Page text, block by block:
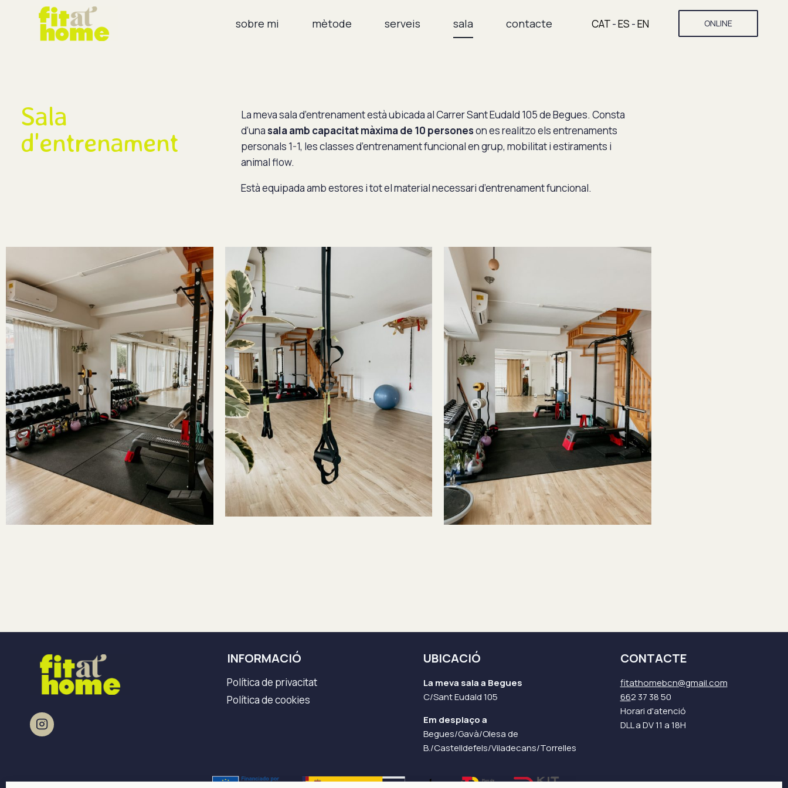
sobre mi mètode serveis sala contacte CAT-ES -EN ONLINE
Sala
d'entrenament
La meva sala d’entrenament està ubicada al Carrer Sant Eudald 105 de Begues. Consta
d’una sala amb capacitat màxima de 10 personeson es realitzo els entrenaments
personals 1-1, les classes d’entrenament funcional en grup, mobilitat i estiraments i
animal flow.
Està equipada amb estores i tot el material necessari d’entrenament funcional.
INFORMACIÓ
Política de privacitat
Política de cookies
UBICACIÓ
La meva sala a Begues
C/Sant Eudald 105
Em desplaço a
Begues/Gavà/Olesa de
B./Castelldefels/Viladecans/Torrelles
CONTACTE
fitathomebcn@gmail.com
662 37 38 50
Horari d'atenció
DLL a DV 11 a 18H